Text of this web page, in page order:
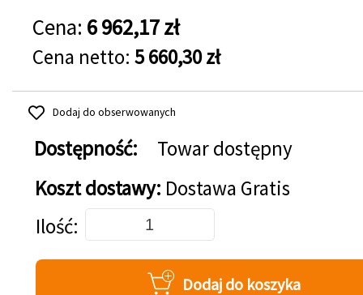
Cena: 6 962,17 zł
Cena netto: 5 660,30 zł
Dodaj do obserwowanych
Dostępność:
Towar dostępny
Koszt dostawy: Dostawa Gratis
Dodaj do koszyka
Ilość
Dodaj do koszyka